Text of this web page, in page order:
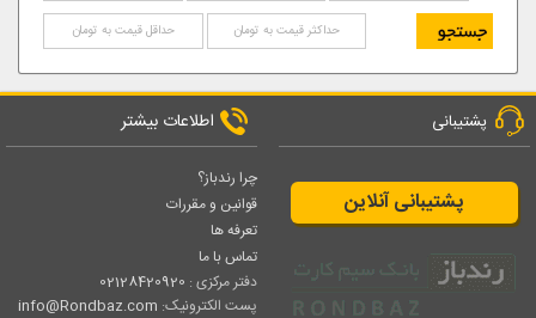
پشتیبانی
پشتیبانی آنلاین
اطلاعات بیشتر
چرا رندباز؟
قوانین و مقررات
تعرفه ها
تماس با ما
دفتر مرکزی : 02128420920
پست الکترونیک: info@Rondbaz.com